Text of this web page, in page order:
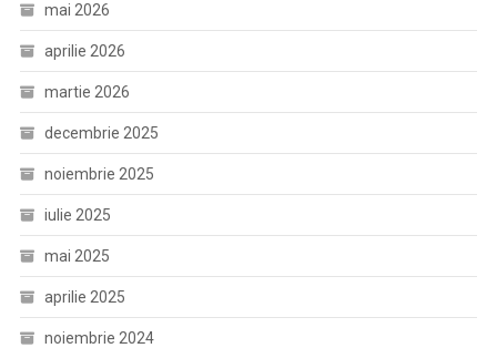
mai 2026
aprilie 2026
martie 2026
decembrie 2025
noiembrie 2025
iulie 2025
mai 2025
aprilie 2025
noiembrie 2024